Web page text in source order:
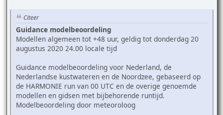
Citeer
Guidance modelbeoordeling
Modellen algemeen tot +48 uur, geldig tot donderdag 20
augustus 2020 24.00 locale tijd
Guidance modelbeoordeling voor Nederland, de
Nederlandse kustwateren en de Noordzee, gebaseerd op
de HARMONIE run van 00 UTC en de overige genoemde
modellen en gidsen met bijbehorende runtijd.
Modelbeoordeling door meteoroloog